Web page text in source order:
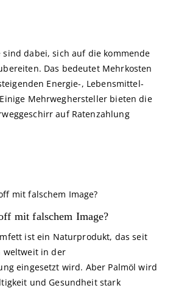
dabei, sich auf die kommende
Das bedeutet Mehrkosten
Energie-, Lebensmittel-
Mehrweghersteller bieten die
auf Ratenzahlung
mit falschem Image?
ist ein Naturprodukt, das seit
weltweit in der
eingesetzt wird. Aber Palmöl wird
und Gesundheit stark